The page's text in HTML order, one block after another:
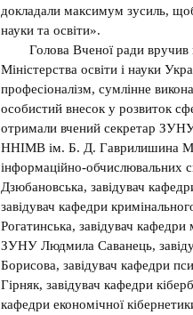
докладали максимум зусиль,
науки та освіти».
Голова Вченої ради вручив
Міністерства освіти і науки
професіоналізм, сумлінне
особистий внесок у розвиток
отримали вчений секретар
ННІМВ ім. Б. Д. Гаврилишина
інформаційно-обчислювальних
Дзюбановська, завідувач
завідувач кафедри
Рогатинська, завідувач
ЗУНУ Людмила Саванець,
Борисова, завідувач кафедри
Гірняк, завідувач кафедри
кафедри економічної